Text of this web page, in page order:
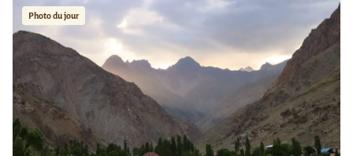
Photo du jour